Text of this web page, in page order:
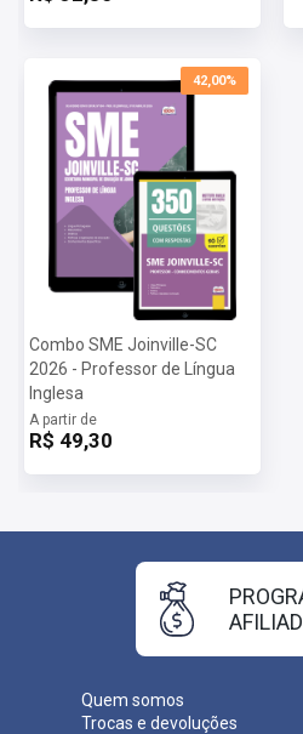
Educação de Joinville-SC 004 -
Inscrições:De 08/04/2026 a 08/05/
Salário:Até R$ 5.130,63
Taxa de Inscrição:
Provas:07/06/2026
Organizadora: —
42,00%
Combo SME Joinville-SC
2026 - Professor de Língua
Inglesa
A partir de
R$ 49,30
Quem somos
Trocas e devoluções